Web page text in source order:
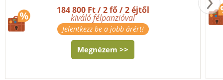
184 800 Ft / 2 fő / 2 éjtől
kiváló félpanzióval
Jelentkezz be a jobb árért!
Megnézem >>